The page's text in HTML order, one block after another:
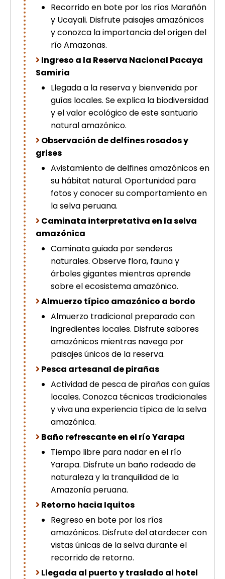
picchu
Tour de lujo Cusco 8 dias
Machupicchu + Hotel 4*
Tour Tiahuanaco desde Puno 1 día-
Puerta del Sol & Bolivia
Tour Uros Taquile 1 día | Salidas
desde Puno
Recorrido en bote por los ríos Marañón
y Ucayali. Disfrute paisajes amazónicos
y conozca la importancia del origen del
río Amazonas.
Ingreso a la Reserva Nacional Pacaya
Samiria
Llegada a la reserva y bienvenida por
guías locales. Se explica la biodiversidad
y el valor ecológico de este santuario
natural amazónico.
Observación de delfines rosados y
grises
Avistamiento de delfines amazónicos en
su hábitat natural. Oportunidad para
fotos y conocer su comportamiento en
la selva peruana.
Caminata interpretativa en la selva
amazónica
Caminata guiada por senderos
naturales. Observe flora, fauna y
árboles gigantes mientras aprende
sobre el ecosistema amazónico.
Almuerzo típico amazónico a bordo
Almuerzo tradicional preparado con
ingredientes locales. Disfrute sabores
amazónicos mientras navega por
paisajes únicos de la reserva.
Pesca artesanal de pirañas
Actividad de pesca de pirañas con guías
locales. Conozca técnicas tradicionales
y viva una experiencia típica de la selva
amazónica.
Baño refrescante en el río Yarapa
Tiempo libre para nadar en el río
Yarapa. Disfrute un baño rodeado de
naturaleza y la tranquilidad de la
Amazonía peruana.
Retorno hacia Iquitos
Regreso en bote por los ríos
amazónicos. Disfrute del atardecer con
vistas únicas de la selva durante el
recorrido de retorno.
Llegada al puerto y traslado al hotel